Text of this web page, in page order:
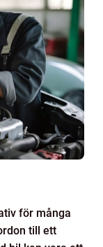
för många
till ett